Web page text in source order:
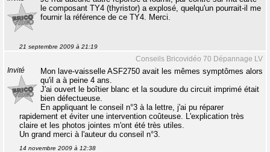
le composant TY4 (thyristor) a explosé, quelqu'un pourrait-il me
fournir la référence de ce TY4. Merci.
21 septembre 2009 à 21:19
Conseils Bricovidéo 70 Dépannage LV
Invité
Mon lave-vaisselle ASF2750 avait les mêmes symptômes alors
qu'il a à peine 4 ans.
J'ai ouvert le boîtier blanc et la soudure du circuit imprimé était
bien défectueuse.
En appliquant le conseil n°3 à la lettre, j'ai pu réparer
rapidement et éviter une intervention coûteuse. L'explication très
claire et les photos jointes m'ont été très utiles.
Un grand merci à l'auteur du conseil n°3.
14 novembre 2009 à 12:38